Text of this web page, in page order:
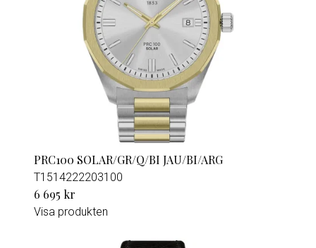
PRC100 SOLAR/GR/Q/BI JAU/BI/ARG
T1514222203100
6 695 kr
Visa produkten